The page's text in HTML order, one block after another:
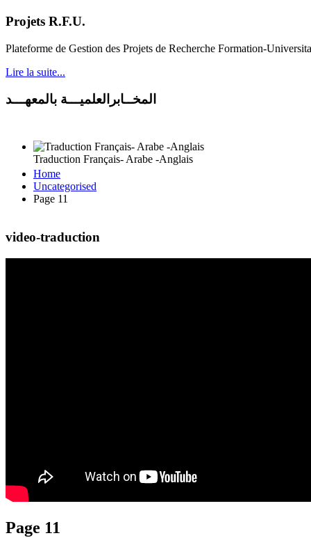
Traduction Français- Arabe -Anglais
Projets R.F.U.
Plateforme de Gestion des Projets de Recherche Formation-
Lire la suite...
المخــابرالعلميـــة بالمعهـــد
Home
Uncategorised
Page 11
video-traduction
Page 11